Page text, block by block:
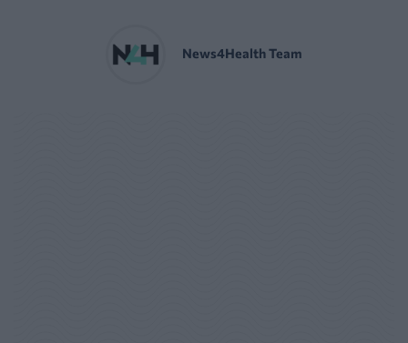
News4Health Team